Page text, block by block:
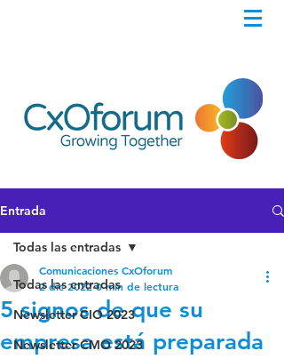
Entrada
Todas las entradas
Newsletter CIO 2023
Newsletter CMO 2023
Todas las entradas
5 signos de que su
empresa está preparada
Comunicaciones CxOforum
2 dic 2022 0 min de lectura